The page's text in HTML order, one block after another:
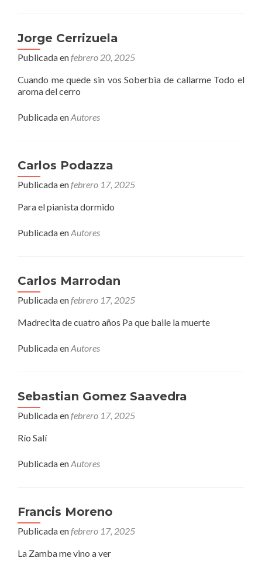
Jorge Cerrizuela
Publicada enfebrero 20, 2025
Cuando me quede sin vos Soberbia de callarme Todo el
aroma del cerro
Publicada enAutores
Carlos Podazza
Publicada enfebrero 17, 2025
Para el pianista dormido
Publicada enAutores
Carlos Marrodan
Publicada enfebrero 17, 2025
Madrecita de cuatro años Pa que baile la muerte
Publicada enAutores
Sebastian Gomez Saavedra
Publicada enfebrero 17, 2025
Río Salí
Publicada enAutores
Francis Moreno
Publicada enfebrero 17, 2025
La Zamba me vino a ver